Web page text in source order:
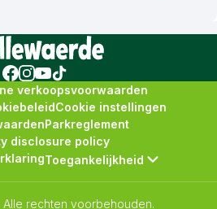
verkoopsvoorwaarden
Cookie instellingen
Parkreglement
disclosure policy
Toegankelijkheid
rechten voorbehouden.